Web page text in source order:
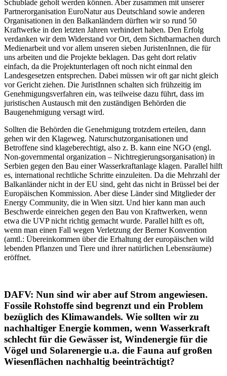
Schublade geholt werden können. Aber zusammen mit unserer
Partnerorganisation EuroNatur aus Deutschland sowie anderen
Organisationen in den Balkanländern dürften wir so rund 50
Kraftwerke in den letzten Jahren verhindert haben. Den Erfolg
verdanken wir dem Widerstand vor Ort, dem Sichtbarmachen durch
Medienarbeit und vor allem unseren sieben JuristenInnen, die für
uns arbeiten und die Projekte beklagen. Das geht dort relativ
einfach, da die Projektunterlagen oft noch nicht einmal den
Landesgesetzen entsprechen. Dabei müssen wir oft gar nicht gleich
vor Gericht ziehen. Die JuristInnen schalten sich frühzeitig im
Genehmigungsverfahren ein, was teilweise dazu führt, dass im
juristischen Austausch mit den zuständigen Behörden die
Baugenehmigung versagt wird.
Sollten die Behörden die Genehmigung trotzdem erteilen, dann
gehen wir den Klageweg. Naturschutzorganisationen und
Betroffene sind klageberechtigt, also z. B. kann eine NGO (engl.
Non-governmental organization – Nichtregierungsorganisation) in
Serbien gegen den Bau einer Wasserkraftanlage klagen. Parallel hilft
es, international rechtliche Schritte einzuleiten. Da die Mehrzahl der
Balkanländer nicht in der EU sind, geht das nicht in Brüssel bei der
Europäischen Kommission. Aber diese Länder sind Mitglieder der
Energy Community, die in Wien sitzt. Und hier kann man auch
Beschwerde einreichen gegen den Bau von Kraftwerken, wenn
etwa die UVP nicht richtig gemacht wurde. Parallel hilft es oft,
wenn man einen Fall wegen Verletzung der Berner Konvention
(amtl.: Übereinkommen über die Erhaltung der europäischen wild
lebenden Pflanzen und Tiere und ihrer natürlichen Lebensräume)
eröffnet.
DAFV: Nun sind wir aber auf Strom angewiesen.
Fossile Rohstoffe sind begrenzt und ein Problem
bezüglich des Klimawandels. Wie sollten wir zu
nachhaltiger Energie kommen, wenn Wasserkraft
schlecht für die Gewässer ist, Windenergie für die
Vögel und Solarenergie u.a. die Fauna auf großen
Wiesenflächen nachhaltig beeinträchtigt?